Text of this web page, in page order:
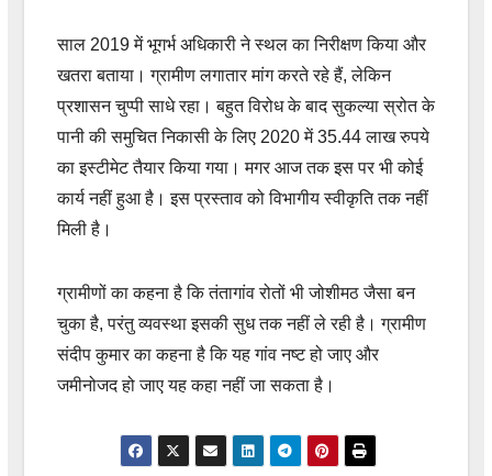
साल 2019 में भूगर्भ अधिकारी ने स्थल का निरीक्षण किया और
खतरा बताया। ग्रामीण लगातार मांग करते रहे हैं, लेकिन
प्रशासन चुप्पी साधे रहा। बहुत विरोध के बाद सुकल्या स्रोत के
पानी की समुचित निकासी के लिए 2020 में 35.44 लाख रुपये
का इस्टीमेट तैयार किया गया। मगर आज तक इस पर भी कोई
कार्य नहीं हुआ है। इस प्रस्ताव को विभागीय स्वीकृति तक नहीं
मिली है।
ग्रामीणों का कहना है कि तंतागांव रोतों भी जोशीमठ जैसा बन
चुका है, परंतु व्यवस्था इसकी सुध तक नहीं ले रही है। ग्रामीण
संदीप कुमार का कहना है कि यह गांव नष्ट हो जाए और
जमीनोजद हो जाए यह कहा नहीं जा सकता है।